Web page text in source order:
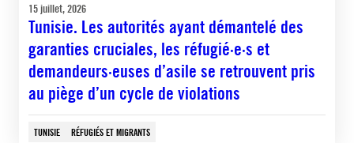
15 juillet, 2026
Tunisie. Les autorités ayant démantelé des
garanties cruciales, les réfugié·e·s et
demandeurs·euses d’asile se retrouvent pris
au piège d’un cycle de violations
TUNISIE RÉFUGIÉS ET MIGRANTS